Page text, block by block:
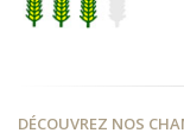
DÉCOUVREZ NOS